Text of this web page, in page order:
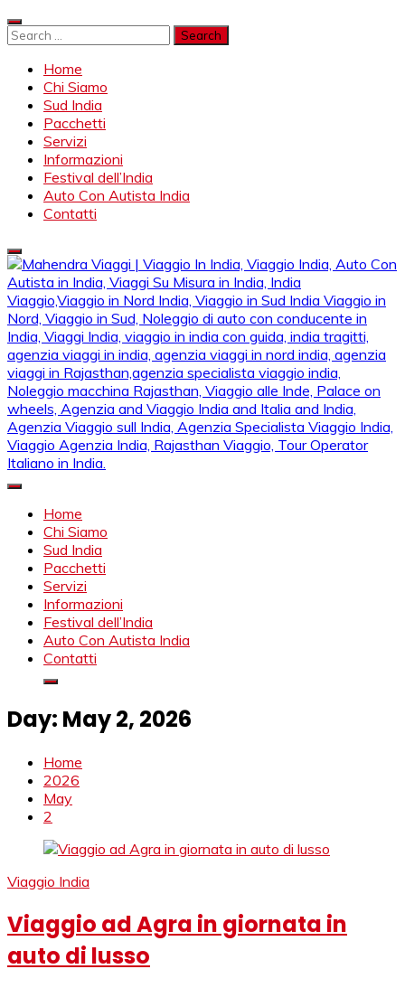
Skip
to
Search
Home
Chi Siamo
Sud India
Pacchetti
Servizi
Informazioni
Festival dell’India
Auto Con Autista India
Contatti
Autista in India, Viaggi Su Misura in India, India Viaggio,Viaggio
in Nord India, Viaggio in Sud India Viaggio in Nord, Viaggio in
Sud, Noleggio di auto con conducente in India, Viaggi India,
viaggio in india con guida, india tragitti, agenzia viaggi in india,
agenzia viaggi in nord india, agenzia viaggi in
Rajasthan,agenzia specialista viaggio india, Noleggio
macchina Rajasthan, Viaggio alle Inde, Palace on wheels,
Agenzia and Viaggio India and Italia and India, Agenzia
Viaggio sull India, Agenzia Specialista Viaggio India, Viaggio
Agenzia India, Rajasthan Viaggio, Tour Operator Italiano in
Home
Chi Siamo
Sud India
Pacchetti
Servizi
Informazioni
Festival dell’India
Auto Con Autista India
Contatti
Day: May 2, 2026
Home
2026
May
2
Viaggio India
Viaggio ad Agra in giornata in
auto di lusso